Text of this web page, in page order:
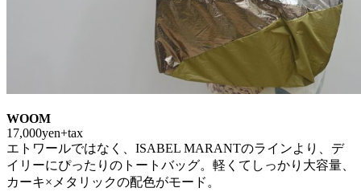
WOOM
17,000yen+tax
エトワールではなく、ISABEL MARANTのラインより、デ
イリーにぴったりのトートバッグ。軽くてしっかり大容量、
カーキ×メタリックの配色がモード。